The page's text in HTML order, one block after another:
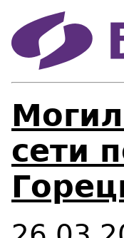
сети